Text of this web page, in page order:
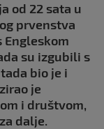
od 22 sata u
prvenstva
Engleskom
su izgubili s
bio je i
je
i društvom,
dalje.